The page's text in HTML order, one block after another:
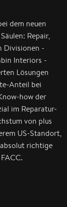
dem neuen
Repair,
Divisionen -
Interiors -
Lösungen
Anteil bei
how der
im Reparatur-
von plus
US-Standort,
richtige